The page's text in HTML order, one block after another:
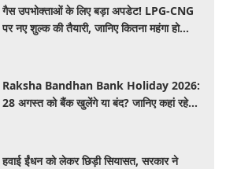
गैस उपभोक्ताओं के लिए बड़ा अपडेट! LPG-CNG
पर नए शुल्क की तैयारी, जानिए कितना महंगा हो
Raksha Bandhan Bank Holiday 2026:
28 अगस्त को बैंक खुलेंगे या बंद? जानिए कहां रहेगी
हवाई ईंधन को लेकर छिड़ी सियासत, सरकार ने